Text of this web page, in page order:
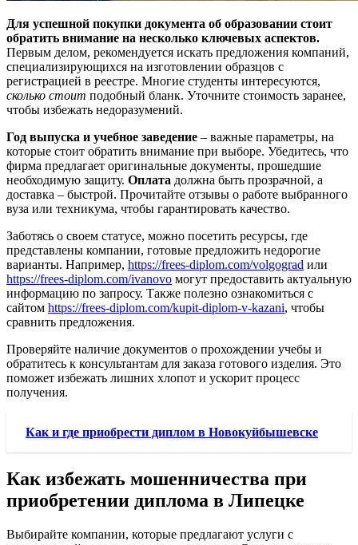
Для успешной покупки документа об образовании стоит
обратить внимание на несколько ключевых аспектов.
Первым делом, рекомендуется искать предложения компаний,
специализирующихся на изготовлении образцов с
регистрацией в реестре. Многие студенты интересуются,
сколько стоит подобный бланк. Уточните стоимость заранее,
чтобы избежать недоразумений.
Год выпуска и учебное заведение – важные параметры, на
которые стоит обратить внимание при выборе. Убедитесь, что
фирма предлагает оригинальные документы, прошедшие
необходимую защиту. Оплата должна быть прозрачной, а
доставка – быстрой. Прочитайте отзывы о работе выбранного
вуза или техникума, чтобы гарантировать качество.
Заботясь о своем статусе, можно посетить ресурсы, где
представлены компании, готовые предложить недорогие
варианты. Например, https://frees-diplom.com/volgograd или
https://frees-diplom.com/ivanovo могут предоставить актуальную
информацию по запросу. Также полезно ознакомиться с
сайтом https://frees-diplom.com/kupit-diplom-v-kazani, чтобы
сравнить предложения.
Проверяйте наличие документов о прохождении учебы и
обратитесь к консультантам для заказа готового изделия. Это
поможет избежать лишних хлопот и ускорит процесс
получения.
Как и где приобрести диплом в Новокуйбышевске
Как избежать мошенничества при
приобретении диплома в Липецке
Выбирайте компании, которые предлагают услуги с